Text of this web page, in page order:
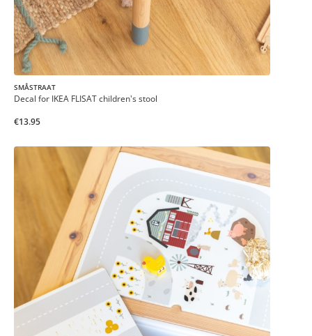
SMÅSTRAAT
Decal for IKEA FLISAT children's stool
€13.95